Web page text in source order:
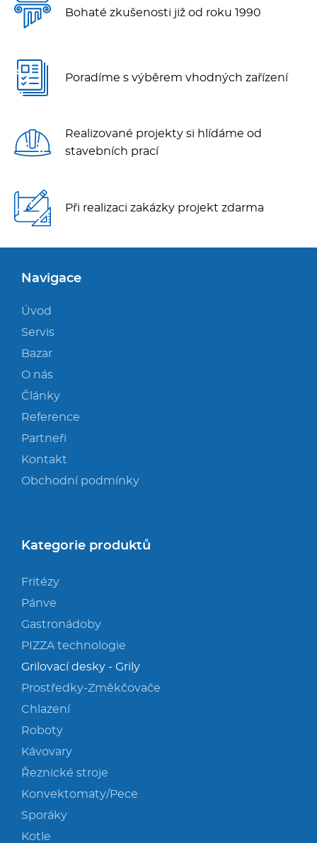
Bohaté zkušenosti již od roku 1990
Poradíme s výběrem vhodných zařízení
Realizované projekty si hlídáme od
stavebních prací
Při realizaci zakázky projekt zdarma
Navigace
Úvod
Servis
Bazar
O nás
Články
Reference
Partneři
Kontakt
Obchodní podmínky
Kategorie produktů
Fritézy
Pánve
Gastronádoby
PIZZA technologie
Grilovací desky - Grily
Prostředky-Změkčovače
Chlazení
Roboty
Kávovary
Řeznické stroje
Konvektomaty/Pece
Sporáky
Kotle